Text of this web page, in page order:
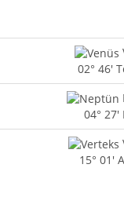
02° 46'
04° 27'
15° 01'